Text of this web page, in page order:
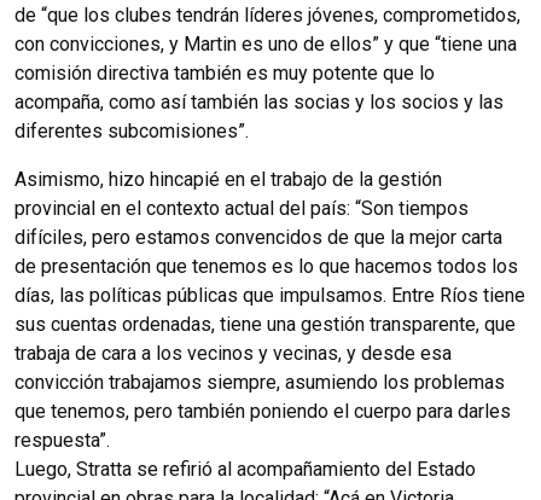
de “que los clubes tendrán líderes jóvenes, comprometidos,
con convicciones, y Martin es uno de ellos” y que “tiene una
comisión directiva también es muy potente que lo
acompaña, como así también las socias y los socios y las
diferentes subcomisiones”.
Asimismo, hizo hincapié en el trabajo de la gestión
provincial en el contexto actual del país: “Son tiempos
difíciles, pero estamos convencidos de que la mejor carta
de presentación que tenemos es lo que hacemos todos los
días, las políticas públicas que impulsamos. Entre Ríos tiene
sus cuentas ordenadas, tiene una gestión transparente, que
trabaja de cara a los vecinos y vecinas, y desde esa
convicción trabajamos siempre, asumiendo los problemas
que tenemos, pero también poniendo el cuerpo para darles
respuesta”.
Luego, Stratta se refirió al acompañamiento del Estado